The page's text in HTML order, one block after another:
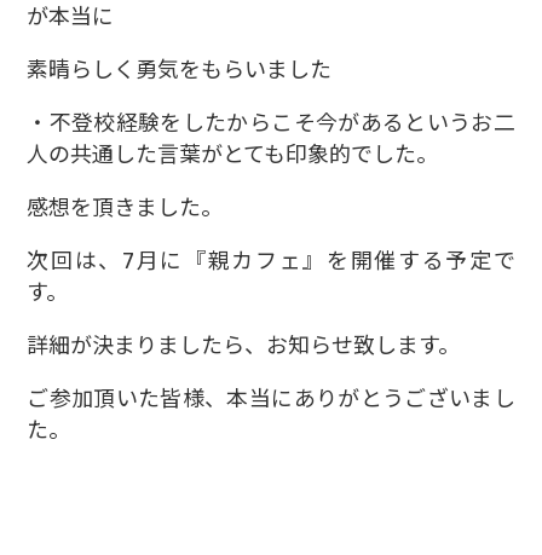
が本当に
素晴らしく勇気をもらいました
・不登校経験をしたからこそ今があるというお二
人の共通した言葉がとても印象的でした。
感想を頂きました。
次回は、7月に『親カフェ』を開催する予定で
す。
詳細が決まりましたら、お知らせ致します。
ご参加頂いた皆様、本当にありがとうございまし
た。